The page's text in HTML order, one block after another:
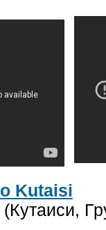
Kutaisi
(Кутаиси,